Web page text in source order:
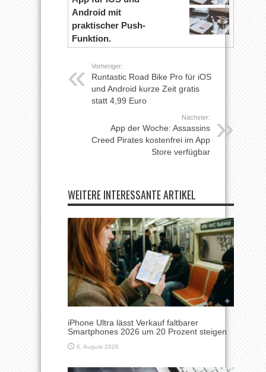
Android mit
praktischer Push-
Funktion.
Vorheriger:
Runtastic Road Bike Pro für iOS
und Android kurze Zeit gratis
statt 4,99 Euro
Nächster:
App der Woche: Assassins
Creed Pirates kostenfrei im App
Store verfügbar
WEITERE INTERESSANTE ARTIKEL
iPhone Ultra lässt Verkauf faltbarer
Smartphones 2026 um 20 Prozent steigen
6. August 2026